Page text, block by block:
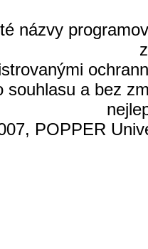
názvy
souhlasu a bez
POPPER